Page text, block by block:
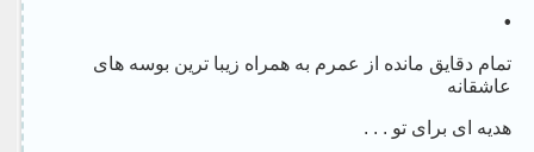
•
تمام دقایق مانده از عمرم به همراه زیبا ترین بوسه های
عاشقانه
هدیه ای برای تو . . .